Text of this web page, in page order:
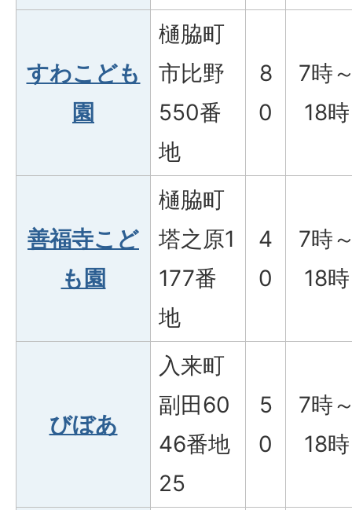
すわこども
園
樋脇町
市比野
550番
地
8
0
7時
18時
善福寺こど
も園
樋脇町
塔之原1
177番
地
4
0
7時
18時
びぼあ
入来町
副田60
46番地
25
5
0
7時
18時